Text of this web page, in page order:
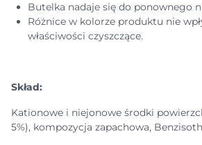
Butelka nadaje się do ponownego
Różnice w kolorze produktu nie
właściwości czyszczące.
Skład:
Kationowe i niejonowe środki
5%), kompozycja zapachowa,